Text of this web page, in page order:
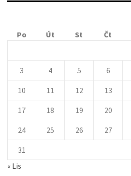
Po
Út St Čt
3 4 5 6
10 11 12 13
17 18 19 20
24 25 26 27
31
« Lis